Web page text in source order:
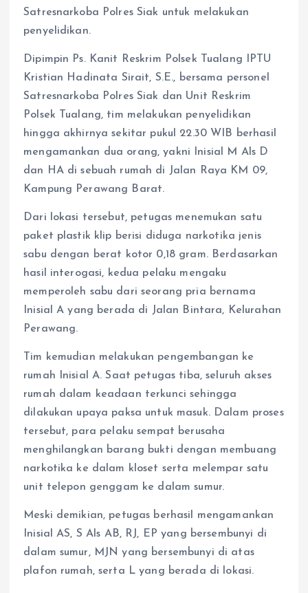
Satresnarkoba Polres Siak untuk melakukan
penyelidikan.
Dipimpin Ps. Kanit Reskrim Polsek Tualang IPTU
Kristian Hadinata Sirait, S.E., bersama personel
Satresnarkoba Polres Siak dan Unit Reskrim
Polsek Tualang, tim melakukan penyelidikan
hingga akhirnya sekitar pukul 22.30 WIB berhasil
mengamankan dua orang, yakni Inisial M Als D
dan HA di sebuah rumah di Jalan Raya KM 09,
Kampung Perawang Barat.
Dari lokasi tersebut, petugas menemukan satu
paket plastik klip berisi diduga narkotika jenis
sabu dengan berat kotor 0,18 gram. Berdasarkan
hasil interogasi, kedua pelaku mengaku
memperoleh sabu dari seorang pria bernama
Inisial A yang berada di Jalan Bintara, Kelurahan
Perawang.
Tim kemudian melakukan pengembangan ke
rumah Inisial A. Saat petugas tiba, seluruh akses
rumah dalam keadaan terkunci sehingga
dilakukan upaya paksa untuk masuk. Dalam proses
tersebut, para pelaku sempat berusaha
menghilangkan barang bukti dengan membuang
narkotika ke dalam kloset serta melempar satu
unit telepon genggam ke dalam sumur.
Meski demikian, petugas berhasil mengamankan
Inisial AS, S Als AB, RJ, EP yang bersembunyi di
dalam sumur, MJN yang bersembunyi di atas
plafon rumah, serta L yang berada di lokasi.